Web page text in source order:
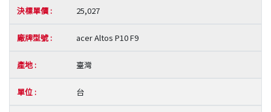
25,027
acer Altos P10 F9
臺灣
台